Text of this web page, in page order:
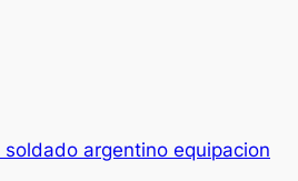
soldado argentino equipacion